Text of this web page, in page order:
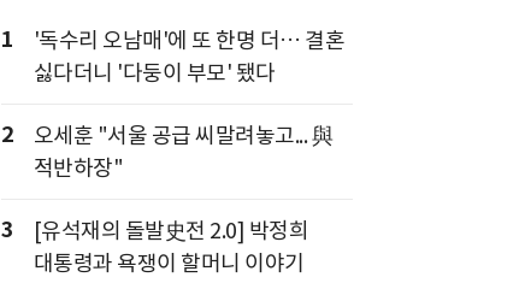
1
'독수리 오남매'에 또 한명 더… 결혼
싫다더니 '다둥이 부모' 됐다
2
오세훈 "서울 공급 씨말려놓고... 與
적반하장"
3
[유석재의 돌발史전 2.0] 박정희
대통령과 욕쟁이 할머니 이야기